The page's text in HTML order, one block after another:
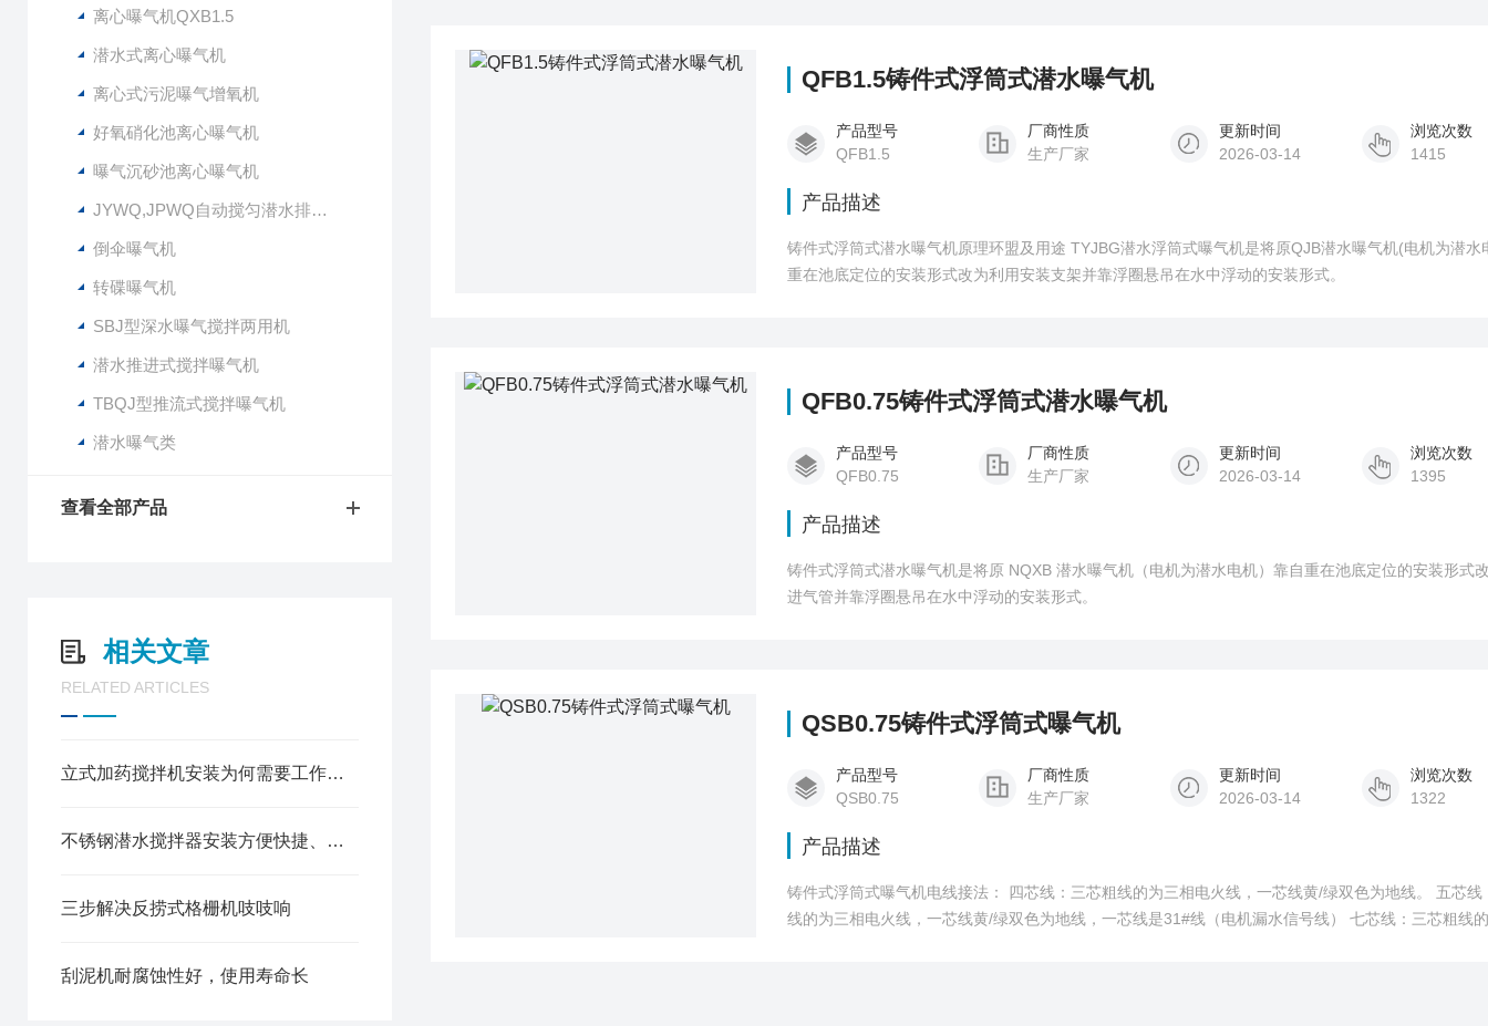
离心曝气机QXB1.5
潜水式离心曝气机
离心式污泥曝气增氧机
好氧硝化池离心曝气机
曝气沉砂池离心曝气机
JYWQ,JPWQ自动搅匀潜水排污泵
倒伞曝气机
转碟曝气机
SBJ型深水曝气搅拌两用机
潜水推进式搅拌曝气机
TBQJ型推流式搅拌曝气机
潜水曝气类
查看全部产品
相关文章
RELATED ARTICLES
立式加药搅拌机安装为何需要工作桥？
不锈钢潜水搅拌器安装方便快捷、使用寿命长
三步解决反捞式格栅机吱吱响
刮泥机耐腐蚀性好，使用寿命长
QFB1.5铸件式浮筒式潜水曝气机
产品型号
QFB1.5
厂商性质
生产厂家
更新时间
2026-03-14
浏览次数
1415
产品描述
铸件式浮筒式潜水曝气机原理环盟及用途 TYJBG潜水浮筒式曝气机是将原QJB潜水曝气机(电机为潜水
重在池底定位的安装形式改为利用安装支架并靠浮圈悬吊在水中浮动的安装形式。
QFB0.75铸件式浮筒式潜水曝气机
产品型号
QFB0.75
厂商性质
生产厂家
更新时间
2026-03-14
浏览次数
1395
产品描述
铸件式浮筒式潜水曝气机是将原 NQXB 潜水曝气机（电机为潜水电机）靠自重在池底定位的安装形式
进气管并靠浮圈悬吊在水中浮动的安装形式。
QSB0.75铸件式浮筒式曝气机
产品型号
QSB0.75
厂商性质
生产厂家
更新时间
2026-03-14
浏览次数
1322
产品描述
铸件式浮筒式曝气机电线接法： 四芯线：三芯粗线的为三相电火线，一芯线黄/绿双色为地线。 五芯线
线的为三相电火线，一芯线黄/绿双色为地线，一芯线是31#线（电机漏水信号线） 七芯线：三芯粗线